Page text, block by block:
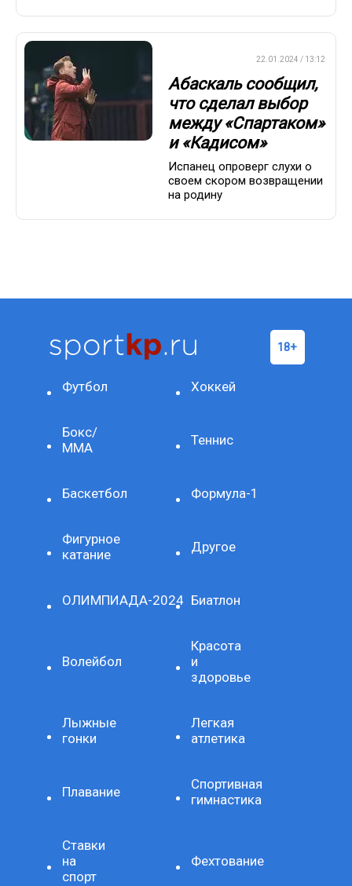
22.01.2024 / 13:12
Абаскаль сообщил,
что сделал выбор
между «Спартаком»
и «Кадисом»
Испанец опроверг слухи о
своем скором возвращении
на родину
Футбол Хоккей
Бокс/
ММА
Теннис
Баскетбол Формула-1
Фигурное
катание
Другое
ОЛИМПИАДА-2024 Биатлон
Волейбол
Красота
и
здоровье
Лыжные
гонки
Легкая
атлетика
Плавание
Спортивная
гимнастика
Ставки
на
спорт
Фехтование